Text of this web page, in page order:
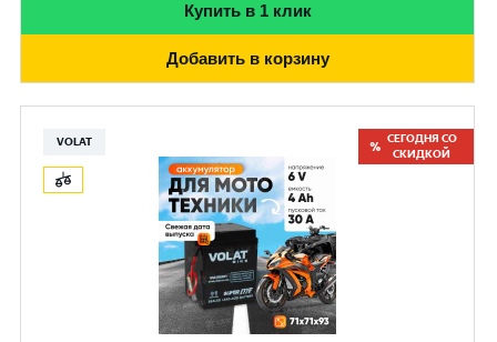
Купить в 1 клик
Добавить в корзину
VOLAT
СЕГОДНЯ СО
СКИДКОЙ